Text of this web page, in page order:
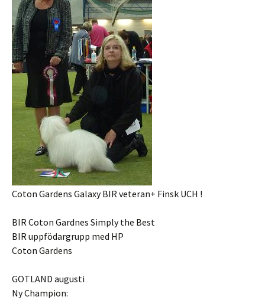
Coton Gardens Galaxy BIR veteran+ Finsk UCH !
BIR Coton Gardnes Simply the Best
BIR uppfödargrupp med HP
Coton Gardens
GOTLAND augusti
Ny Champion: